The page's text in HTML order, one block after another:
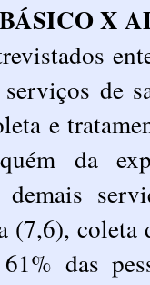
X
de
e
da
(7,6),
das